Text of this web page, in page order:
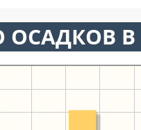
ОСАДКОВ